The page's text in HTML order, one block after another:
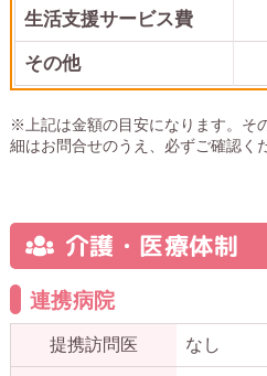
生活支援サービス費
その他
※上記は金額の目安になります。そ
細はお問合せのうえ、必ずご確認く
介護・医療体制
連携病院
提携訪問医 なし